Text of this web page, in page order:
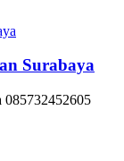
Surabaya
085732452605